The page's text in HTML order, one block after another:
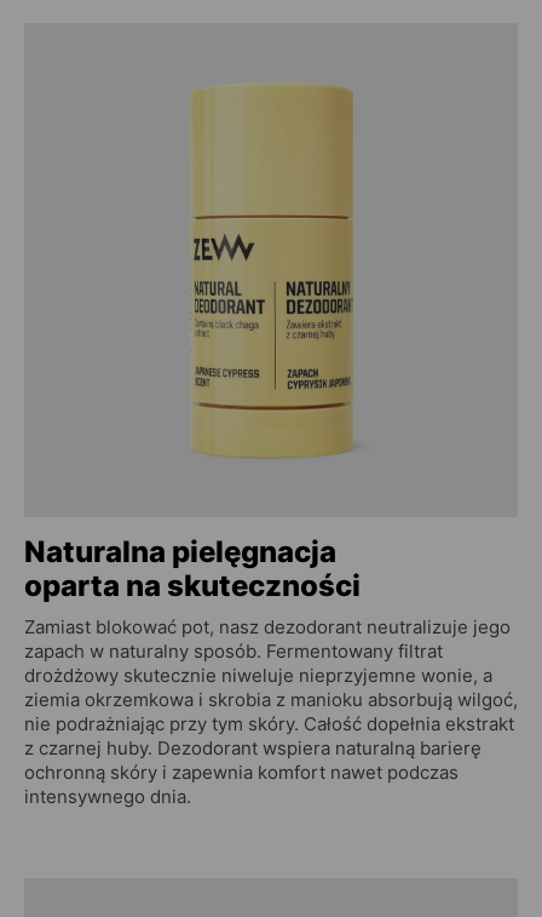
Naturalna pielęgnacja
oparta na skuteczności
Zamiast blokować pot, nasz dezodorant neutralizuje jego
zapach w naturalny sposób. Fermentowany filtrat
drożdżowy skutecznie niweluje nieprzyjemne wonie, a
ziemia okrzemkowa i skrobia z manioku absorbują wilgoć,
nie podrażniając przy tym skóry. Całość dopełnia ekstrakt
z czarnej huby. Dezodorant wspiera naturalną barierę
ochronną skóry i zapewnia komfort nawet podczas
intensywnego dnia.